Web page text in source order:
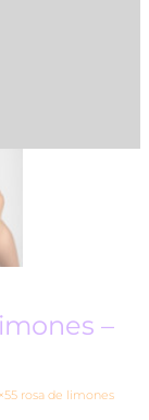
–
rosa de limones